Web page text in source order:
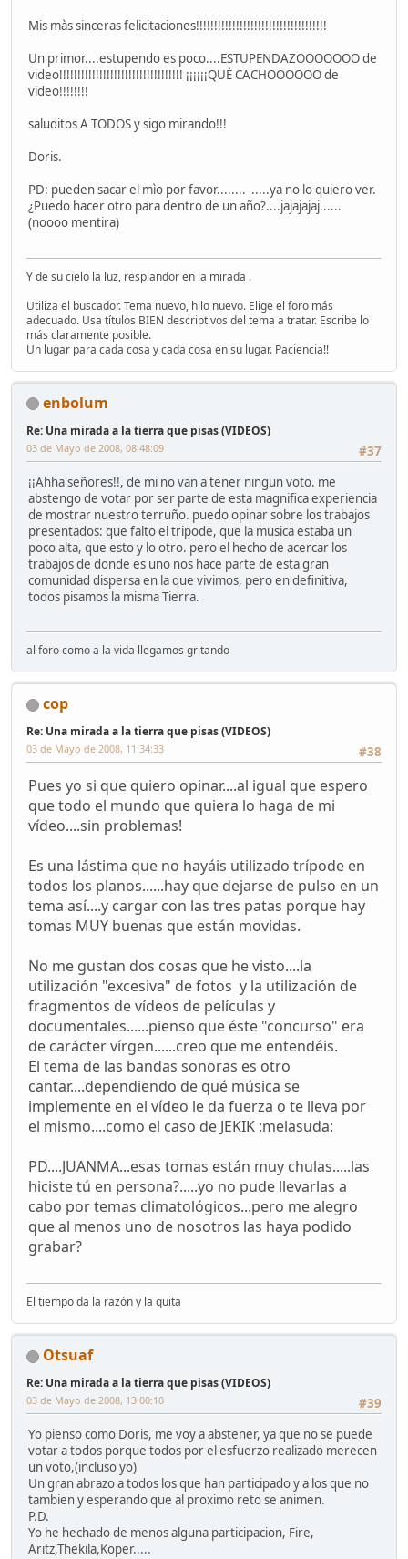
Mis màs sinceras felicitaciones!!!!!!!!!!!!!!!!!!!!!!!!!!!!!!!!!!!!
Un primor....estupendo es poco....ESTUPENDAZOOOOOOO de
video!!!!!!!!!!!!!!!!!!!!!!!!!!!!!!!!!! ¡¡¡¡¡¡QUÈ CACHOOOOOO de
video!!!!!!!!
saluditos A TODOS y sigo mirando!!!
Doris.
PD: pueden sacar el mìo por favor........ .....ya no lo quiero ver.
¿Puedo hacer otro para dentro de un año?....jajajajaj......
(noooo mentira)
Y de su cielo la luz, resplandor en la mirada .
Utiliza el buscador. Tema nuevo, hilo nuevo. Elige el foro más
adecuado. Usa títulos BIEN descriptivos del tema a tratar. Escribe lo
más claramente posible.
Un lugar para cada cosa y cada cosa en su lugar. Paciencia!!
enbolum
Re: Una mirada a la tierra que pisas (VIDEOS)
#37
03 de Mayo de 2008, 08:48:09
¡¡Ahha señores!!, de mi no van a tener ningun voto. me
abstengo de votar por ser parte de esta magnifica experiencia
de mostrar nuestro terruño. puedo opinar sobre los trabajos
presentados: que falto el tripode, que la musica estaba un
poco alta, que esto y lo otro. pero el hecho de acercar los
trabajos de donde es uno nos hace parte de esta gran
comunidad dispersa en la que vivimos, pero en definitiva,
todos pisamos la misma Tierra.
al foro como a la vida llegamos gritando
cop
Re: Una mirada a la tierra que pisas (VIDEOS)
#38
03 de Mayo de 2008, 11:34:33
Pues yo si que quiero opinar....al igual que espero
que todo el mundo que quiera lo haga de mi
vídeo....sin problemas!
Es una lástima que no hayáis utilizado trípode en
todos los planos......hay que dejarse de pulso en un
tema así....y cargar con las tres patas porque hay
tomas MUY buenas que están movidas.
No me gustan dos cosas que he visto....la
utilización "excesiva" de fotos y la utilización de
fragmentos de vídeos de películas y
documentales......pienso que éste "concurso" era
de carácter vírgen......creo que me entendéis.
El tema de las bandas sonoras es otro
cantar....dependiendo de qué música se
implemente en el vídeo le da fuerza o te lleva por
el mismo....como el caso de JEKIK :melasuda:
PD....JUANMA...esas tomas están muy chulas.....las
hiciste tú en persona?.....yo no pude llevarlas a
cabo por temas climatológicos...pero me alegro
que al menos uno de nosotros las haya podido
grabar?
El tiempo da la razón y la quita
Otsuaf
Re: Una mirada a la tierra que pisas (VIDEOS)
#39
03 de Mayo de 2008, 13:00:10
Yo pienso como Doris, me voy a abstener, ya que no se puede
votar a todos porque todos por el esfuerzo realizado merecen
un voto,(incluso yo)
Un gran abrazo a todos los que han participado y a los que no
tambien y esperando que al proximo reto se animen.
P.D.
Yo he hechado de menos alguna participacion, Fire,
Aritz,Thekila,Koper.....